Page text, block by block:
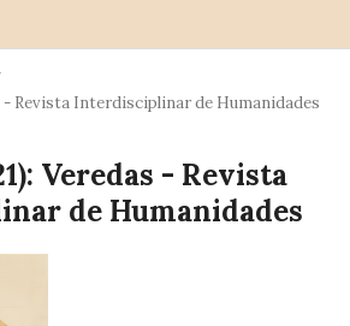
- Revista Interdisciplinar de Humanidades
Veredas - Revista
de Humanidades